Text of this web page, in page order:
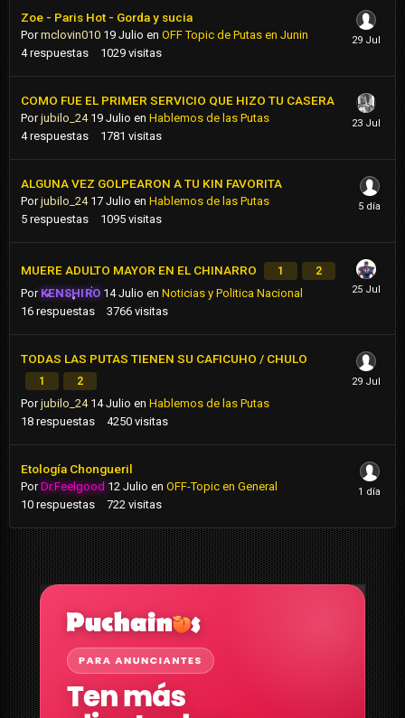
Zoe - Paris Hot - Gorda y sucia
Pormclovin010 19 Julio en OFF Topic de Putas en Junin
4 respuestas 1029 visitas
COMO FUE EL PRIMER SERVICIO QUE HIZO TU CASERA
Porjubilo_24 19 Julio en Hablemos de las Putas
4 respuestas 1781 visitas
ALGUNA VEZ GOLPEARON A TU KIN FAVORITA
Porjubilo_24 17 Julio en Hablemos de las Putas
5 respuestas 1095 visitas
MUERE ADULTO MAYOR EN EL CHINARRO 1 2
Por KENSHIRO 14 Julio enNoticias y Politica Nacional
16 respuestas 3766 visitas
TODAS LAS PUTAS TIENEN SU CAFICUHO / CHULO
1 2
Porjubilo_24 14 Julio en Hablemos de las Putas
18 respuestas 4250 visitas
Etología Chongueril
PorDr.Feelgood 12 Julio en OFF-Topic en General
10 respuestas 722 visitas